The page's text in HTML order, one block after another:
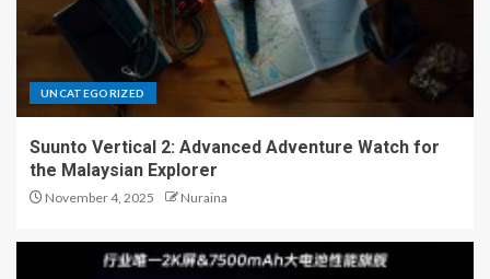
UNCATEGORIZED
Suunto Vertical 2: Advanced Adventure Watch for
the Malaysian Explorer
November 4, 2025 Nuraina